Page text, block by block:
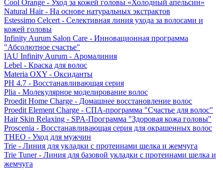
Cool Orange - Уход за кожей головы «Холодный апельсин»
Natural Hair - На основе натуральных экстрактов
Estessimo Celcert - Селективная линия ухода за волосами и
кожей головы
Infinity Aurum Salon Care - Инновационная программа
"Абсолютное счастье"
IAU Infinity Aurum - Аромалиния
Lebel - Краска для волос
Materia OXY - Оксиданты
PH 4.7 - Восстанавливающая серия
Plia - Молекулярное моделирование волос
Proedit Home Charge - Домашнее восстановление волос
Proedit Element Charge - СПА-программа "Счастье для волос"
Hair Skin Relaxing - SPA-Программа "Здоровая кожа головы"
Proscenia - Восстанавливающая серия для окрашенных волос
THEO - Уход для мужчин
Trie - Линия для укладки с протеинами шелка и жемчуга
Trie Tuner - Линия для базовой укладки с протеинами шелка и
жемчуга